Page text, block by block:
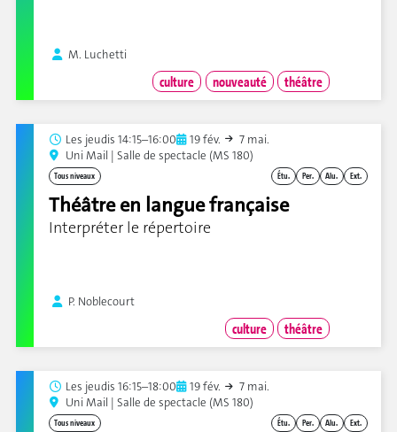
M. Luchetti
culture nouveauté théâtre
Les jeudis 14:15–16:00 19 fév.
7 mai.
Uni Mail | Salle de spectacle (MS 180)
Étu. Per. Alu. Ext.
Tous niveaux
Théâtre en langue française
Interpréter le répertoire
P. Noblecourt
culture théâtre
Les jeudis 16:15–18:00 19 fév.
7 mai.
Uni Mail | Salle de spectacle (MS 180)
Étu. Per. Alu. Ext.
Tous niveaux